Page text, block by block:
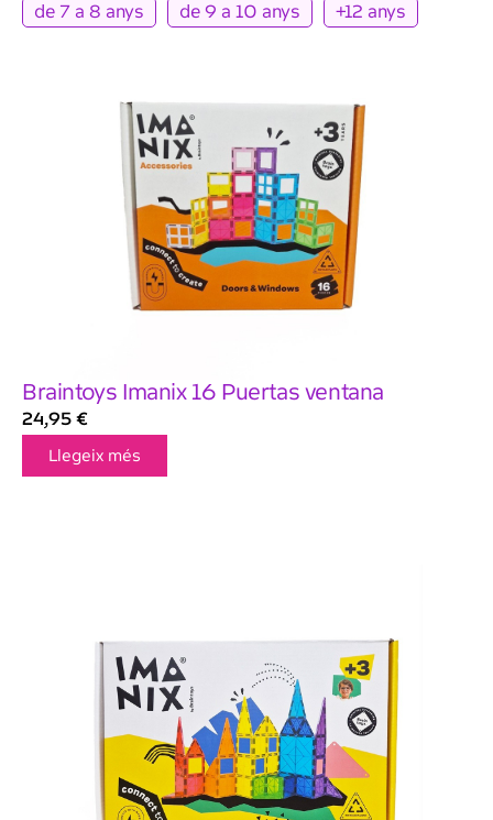
de 7 a 8 anys
de 9 a 10 anys +12 anys
Braintoys Imanix 16 Puertas ventana
24,95 €
Llegeix més